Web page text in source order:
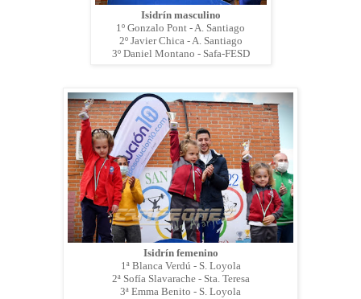
Isidrín masculino
1º Gonzalo Pont - A. Santiago
2º Javier Chica - A. Santiago
3º Daniel Montano - Safa-FESD
Isidrín femenino
1ª Blanca Verdú - S. Loyola
2ª Sofía Slavarache - Sta. Teresa
3ª Emma Benito - S. Loyola